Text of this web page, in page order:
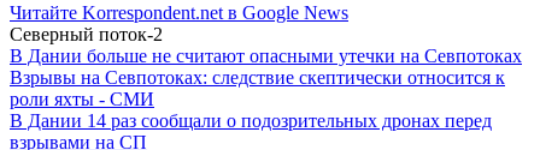
Читайте Korrespondent.net в Google News
Северный поток-2
В Дании больше не считают опасными утечки на Севпотоках
Взрывы на Севпотоках: следствие скептически относится к
роли яхты - СМИ
В Дании 14 раз сообщали о подозрительных дронах перед
взрывами на СП